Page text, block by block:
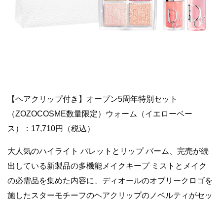
【ヘアクリップ付き】オープン5周年特別セット
（ZOZOCOSME数量限定）ウォーム（イエローベー
ス）：17,710円（税込）
大人気のハイライト パレットとリップ バーム、完売が続
出している新製品の多機能メイクキープ ミストとメイク
の必需品を集めた内容に、ディオールのオブリークロゴを
施したスターモチーフのヘアクリップのノベルティがセッ